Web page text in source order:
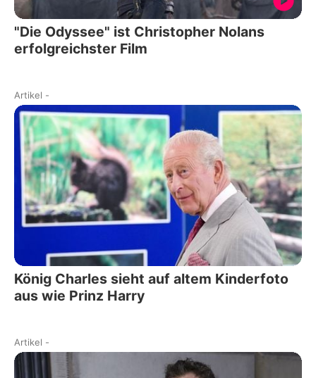
"Die Odyssee" ist Christopher Nolans
erfolgreichster Film
Artikel -
König Charles sieht auf altem Kinderfoto
aus wie Prinz Harry
Artikel -